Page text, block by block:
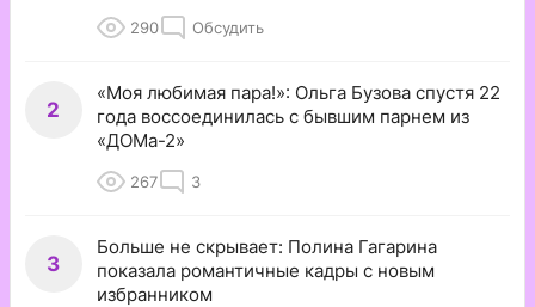
290 Обсудить
2
«Моя любимая пара!»: Ольга Бузова спустя 22
года воссоединилась с бывшим парнем из
«ДОМа-2»
267 3
3
Больше не скрывает: Полина Гагарина
показала романтичные кадры с новым
избранником